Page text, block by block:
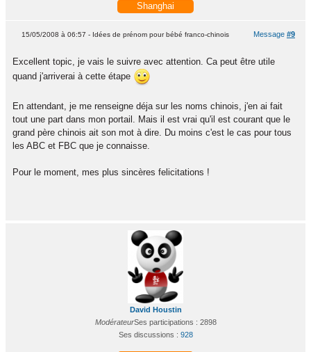
Shanghai
Message #9
15/05/2008 à 06:57 - Idées de prénom pour bébé franco-chinois
Excellent topic, je vais le suivre avec attention. Ca peut être utile
quand j'arriverai à cette étape
En attendant, je me renseigne déja sur les noms chinois, j'en ai fait
tout une part dans mon portail. Mais il est vrai qu'il est courant que le
grand père chinois ait son mot à dire. Du moins c'est le cas pour tous
les ABC et FBC que je connaisse.
Pour le moment, mes plus sincères felicitations !
David Houstin
ModérateurSes participations : 2898
Ses discussions : 928